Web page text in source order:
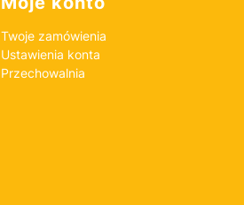
Twoje zamówienia
Ustawienia konta
Przechowalnia